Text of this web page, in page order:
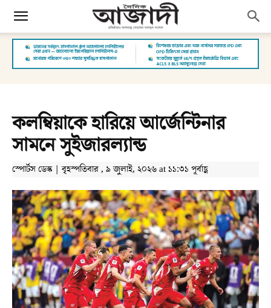
কলম্বিয়াকে হারিয়ে আর্জেন্টিনার
সামনে সুইজারল্যান্ড
স্পোর্টস ডেস্ক | বৃহস্পতিবার , ৯ জুলাই, ২০২৬ at ১১:৩১ পূর্বাহ্ণ